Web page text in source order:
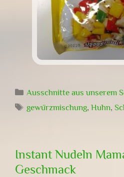
Kategorien
Ausschnitte aus unserem
Schlagwörter
gewürzmischung,Huhn,
Instant Nudeln
Geschmack